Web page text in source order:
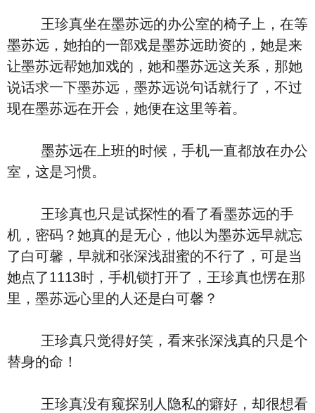
王珍真坐在墨苏远的办公室的椅子上，在等
墨苏远，她拍的一部戏是墨苏远助资的，她是来
让墨苏远帮她加戏的，她和墨苏远这关系，那她
说话求一下墨苏远，墨苏远说句话就行了，不过
现在墨苏远在开会，她便在这里等着。
墨苏远在上班的时候，手机一直都放在办公
室，这是习惯。
王珍真也只是试探性的看了看墨苏远的手
机，密码？她真的是无心，他以为墨苏远早就忘
了白可馨，早就和张深浅甜蜜的不行了，可是当
她点了1113时，手机锁打开了，王珍真也愣在那
里，墨苏远心里的人还是白可馨？
王珍真只觉得好笑，看来张深浅真的只是个
替身的命！
王珍真没有窥探别人隐私的癖好，却很想看